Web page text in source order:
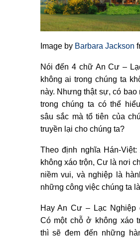
Image by Barbara Jackson
Nói đến 4 chữ An Cư –
không ai trong chúng ta
này. Nhưng thật sự, có
trong chúng ta có thể
sâu sắc mà tổ tiên của
truyền lại cho chúng ta?
Theo định nghĩa Hán-
không xáo trộn, Cư là nơi
niềm vui, và nghiệp là
những công việc chúng ta
Hay An Cư – Lạc Nghiệp
Có một chỗ ở không xáo
thì sẽ đem đến những